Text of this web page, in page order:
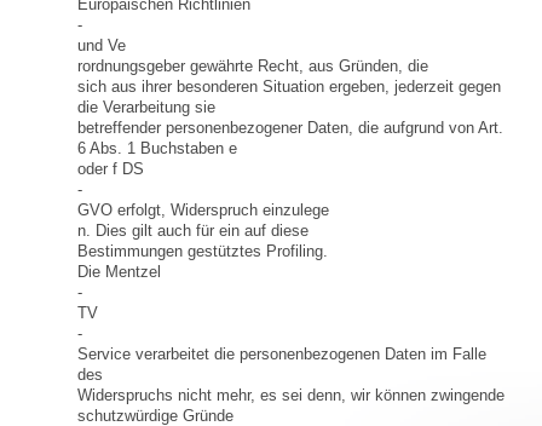
Europäischen Richtlinien
-
und Ve
rordnungsgeber gewährte Recht, aus Gründen, die
sich aus ihrer besonderen Situation ergeben, jederzeit gegen
die Verarbeitung sie
betreffender personenbezogener Daten, die aufgrund von Art.
6 Abs. 1 Buchstaben e
oder f DS
-
GVO erfolgt, Widerspruch einzulege
n. Dies gilt auch für ein auf diese
Bestimmungen gestütztes Profiling.
Die Mentzel
-
TV
-
Service verarbeitet die personenbezogenen Daten im Falle
des
Widerspruchs nicht mehr, es sei denn, wir können zwingende
schutzwürdige Gründe